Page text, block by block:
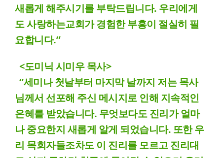
새롭게 해주시기를 부탁드립니다. 우리에게
도 사랑하는교회가 경험한 부흥이 절실히 필
요합니다.”
<도미닉 시미우 목사>
“세미나 첫날부터 마지막 날까지 저는 목사
님께서 선포해 주신 메시지로 인해 지속적인
은혜를 받았습니다. 무엇보다도 진리가 얼마
나 중요한지 새롭게 알게 되었습니다. 또한 우
리 목회자들조차도 이 진리를 모르고 진리대